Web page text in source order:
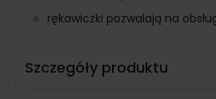
rękawiczki pozwalają na
Szczegóły produktu